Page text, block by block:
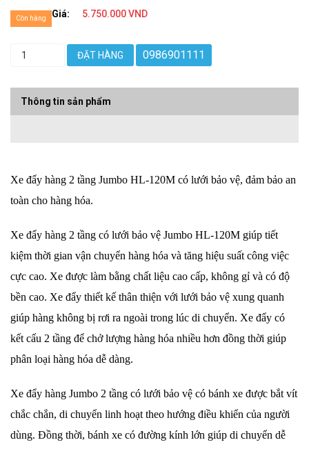
Giá:
5.750.000 VND
Còn hàng
ĐẶT HÀNG 0986901111
Thông tin sản phẩm
Xe đẩy hàng 2 tầng Jumbo HL-120M có lưới bảo vệ, đảm bảo an
toàn cho hàng hóa.
Xe đẩy hàng 2 tầng có lưới bảo vệ Jumbo HL-120M giúp tiết
kiệm thời gian vận chuyển hàng hóa và tăng hiệu suất công việc
cực cao. Xe được làm bằng chất liệu cao cấp, không gỉ và có độ
bền cao. Xe đẩy thiết kế thân thiện với lưới bảo vệ xung quanh
giúp hàng không bị rơi ra ngoài trong lúc di chuyển. Xe đẩy có
kết cấu 2 tầng để chở lượng hàng hóa nhiều hơn đồng thời giúp
phân loại hàng hóa dễ dàng.
Xe đẩy hàng Jumbo 2 tầng có lưới bảo vệ có bánh xe được bắt vít
chắc chắn, di chuyển linh hoạt theo hướng điều khiển của người
dùng. Đồng thời, bánh xe có đường kính lớn giúp di chuyển dễ